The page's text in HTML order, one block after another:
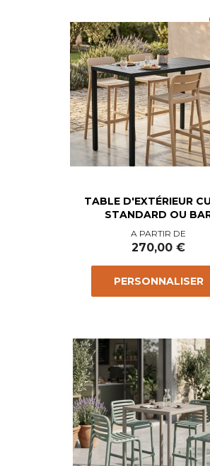
TABLE D'EXTÉRIEUR
STANDARD OU
Prix
A PARTIR DE
270,00 €
PERSONNALISER